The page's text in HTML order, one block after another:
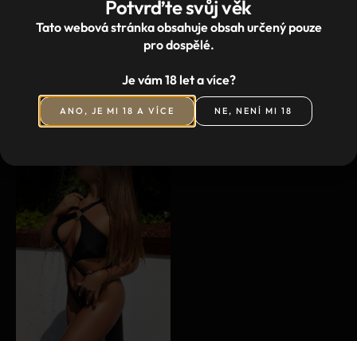
Potvrďte svůj věk
Tato webová stránka obsahuje obsah určený pouze
pro dospělé.
Je vám 18 let a více?
ANO, JE MI 18 A VÍCE NE, NENÍ MI 18